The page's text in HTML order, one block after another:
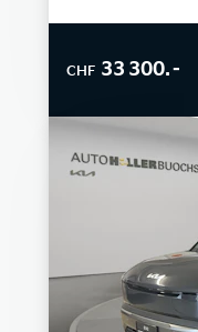
CHF 33 300.–